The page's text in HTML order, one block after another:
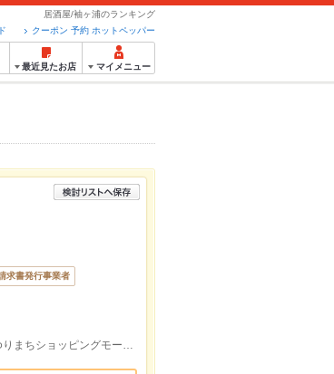
居酒屋/袖ヶ浦のランキング
クーポン 予約 ホットペッパー
最近見たお店 マイメニュー
求書発行事業者
袖ヶ浦駅東口を降りて徒歩1分、駅を背に向けて左側のゆりまちショッピングモール内に魚民がございます。